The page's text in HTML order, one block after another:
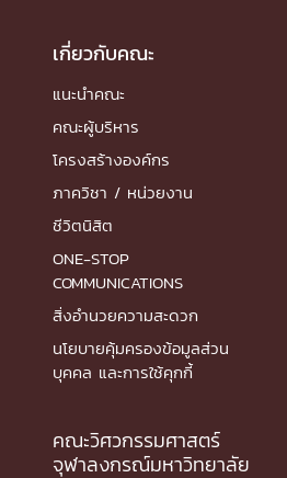
เกี่ยวกับคณะ
แนะนำคณะ
คณะผู้บริหาร
โครงสร้างองค์กร
ภาควิชา / หน่วยงาน
ชีวิตนิสิต
ONE-STOP
COMMUNICATIONS
สิ่งอำนวยความสะดวก
นโยบายคุ้มครองข้อมูลส่วน
บุคคล และการใช้คุกกี้
คณะวิศวกรรมศาสตร์
จุฬาลงกรณ์มหาวิทยาลัย